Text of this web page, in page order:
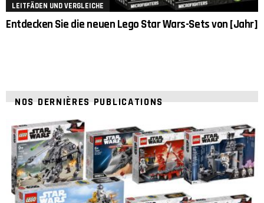
LEITFÄDEN UND VERGLEICHE
Entdecken Sie die neuen Lego Star Wars-Sets von [Jahr]
NOS DERNIÈRES PUBLICATIONS